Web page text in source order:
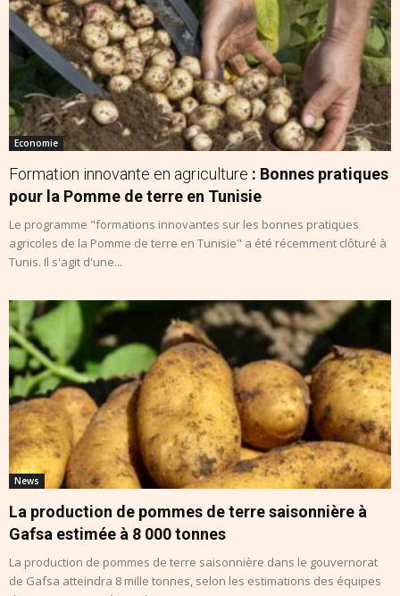
Economie
Formation innovante en agriculture : Bonnes pratiques
pour la Pomme de terre en Tunisie
Le programme "formations innovantes sur les bonnes pratiques
agricoles de la Pomme de terre en Tunisie" a été récemment clôturé à
Tunis. Il s'agit d'une...
News
La production de pommes de terre saisonnière à
Gafsa estimée à 8 000 tonnes
La production de pommes de terre saisonnière dans le gouvernorat
de Gafsa atteindra 8 mille tonnes, selon les estimations des équipes